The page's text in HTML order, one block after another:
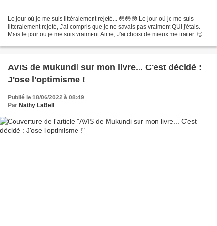
Le jour où je me suis littéralement rejeté... 😳😳😳 Le jour où je me suis
littéralement rejeté, J'ai compris que je ne savais pas vraiment QUI j'étais.
Mais le jour où je me suis vraiment Aimé, J'ai choisi de mieux me traiter. 🙂
AVIS de Mukundi sur mon livre... C'est décidé :
J'ose l'optimisme !
Publié le 18/06/2022 à 08:49
Par Nathy LaBell